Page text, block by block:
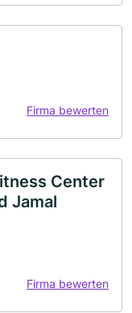
Firma bewerten
Center
Jamal
Firma bewerten